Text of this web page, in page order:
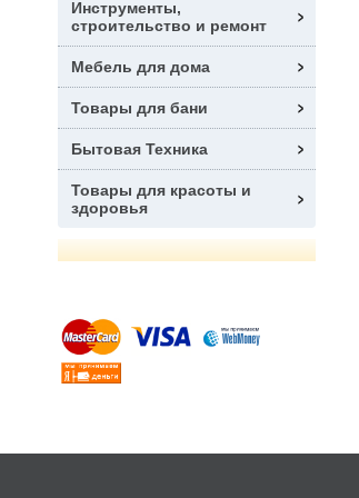
Инструменты,
строительство и ремонт
Мебель для дома
Товары для бани
Бытовая Техника
Товары для красоты и
здоровья